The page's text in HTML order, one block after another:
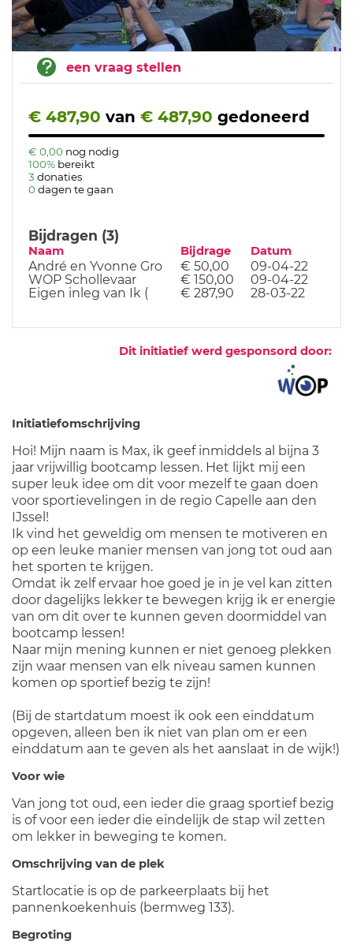
een vraag stellen
€ 487,90 van € 487,90 gedoneerd
€ 0,00 nog nodig
100% bereikt
3 donaties
0 dagen te gaan
Bijdragen (3)
Naam Bijdrage Datum
André en Yvonne Gro € 50,00
09-04-22
WOP Schollevaar
€ 150,00
09-04-22
Eigen inleg van Ik (
€ 287,90 28-03-22
Dit initiatief werd gesponsord door:
Initiatiefomschrijving
Hoi! Mijn naam is Max, ik geef inmiddels al bijna 3
jaar vrijwillig bootcamp lessen. Het lijkt mij een
super leuk idee om dit voor mezelf te gaan doen
voor sportievelingen in de regio Capelle aan den
IJssel!
Ik vind het geweldig om mensen te motiveren en
op een leuke manier mensen van jong tot oud aan
het sporten te krijgen.
Omdat ik zelf ervaar hoe goed je in je vel kan zitten
door dagelijks lekker te bewegen krijg ik er energie
van om dit over te kunnen geven doormiddel van
bootcamp lessen!
Naar mijn mening kunnen er niet genoeg plekken
zijn waar mensen van elk niveau samen kunnen
komen op sportief bezig te zijn!
(Bij de startdatum moest ik ook een einddatum
opgeven, alleen ben ik niet van plan om er een
einddatum aan te geven als het aanslaat in de wijk!)
Voor wie
Van jong tot oud, een ieder die graag sportief bezig
is of voor een ieder die eindelijk de stap wil zetten
om lekker in beweging te komen.
Omschrijving van de plek
Startlocatie is op de parkeerplaats bij het
pannenkoekenhuis (bermweg 133).
Begroting